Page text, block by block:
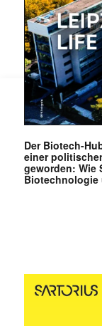
Der Biotech-
einer
geworden: Wie